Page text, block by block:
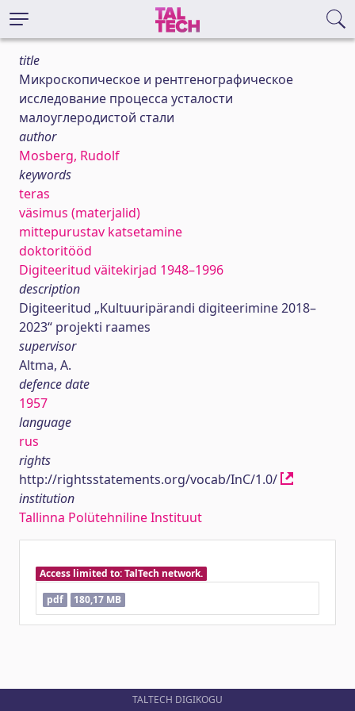
title
Микроскопическое и рентгенографическое
исследование процесса усталости
малоуглеродистой стали
author
Mosberg, Rudolf
keywords
teras
väsimus (materjalid)
mittepurustav katsetamine
doktoritööd
Digiteeritud väitekirjad 1948–1996
description
Digiteeritud „Kultuuripärandi digiteerimine 2018–
2023“ projekti raames
supervisor
Altma, A.
defence date
1957
language
rus
rights
http://rightsstatements.org/vocab/InC/1.0/
institution
Tallinna Polütehniline Instituut
Access limited to: TalTech network.
pdf
180,17 MB
TALTECH DIGIKOGU